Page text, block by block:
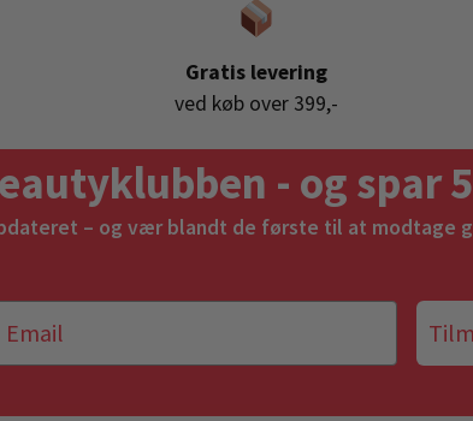
Gratis levering
ved køb over 399,-
- og spar
– og vær blandt de første til at modtage